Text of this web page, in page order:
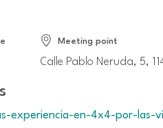
Meeting point
Calle Pablo Neruda, 5,
experiencia-en-4x4-por-las-